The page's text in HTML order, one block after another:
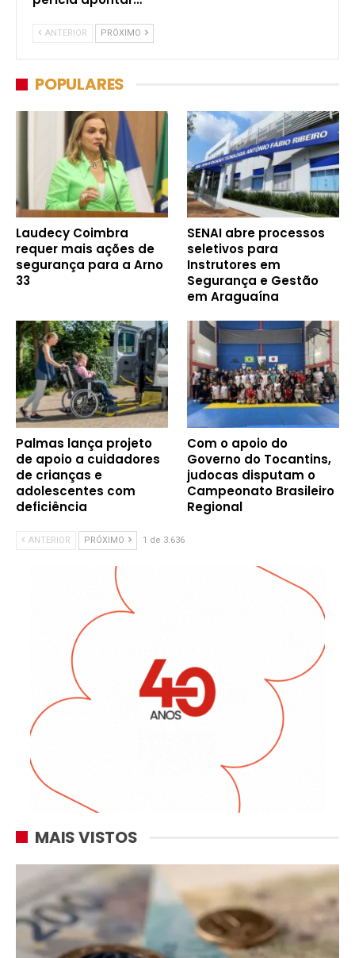
ANTERIOR PRÓXIMO
POPULARES
Laudecy Coimbra
requer mais ações de
segurança para a Arno
33
SENAI abre processos
seletivos para
Instrutores em
Segurança e Gestão
em Araguaína
Palmas lança projeto
de apoio a cuidadores
de crianças e
adolescentes com
deficiência
Com o apoio do
Governo do Tocantins,
judocas disputam o
Campeonato Brasileiro
Regional
ANTERIOR PRÓXIMO 1 de 3.636
MAIS VISTOS